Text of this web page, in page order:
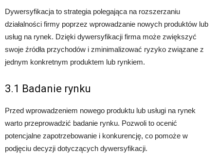
Dywersyfikacja to strategia polegająca na rozszerzaniu
działalności firmy poprzez wprowadzanie nowych produktów lub
usług na rynek. Dzięki dywersyfikacji firma może zwiększyć
swoje źródła przychodów i zminimalizować ryzyko związane z
jednym konkretnym produktem lub rynkiem.
3.1 Badanie rynku
Przed wprowadzeniem nowego produktu lub usługi na rynek
warto przeprowadzić badanie rynku. Pozwoli to ocenić
potencjalne zapotrzebowanie i konkurencję, co pomoże w
podjęciu decyzji dotyczących dywersyfikacji.